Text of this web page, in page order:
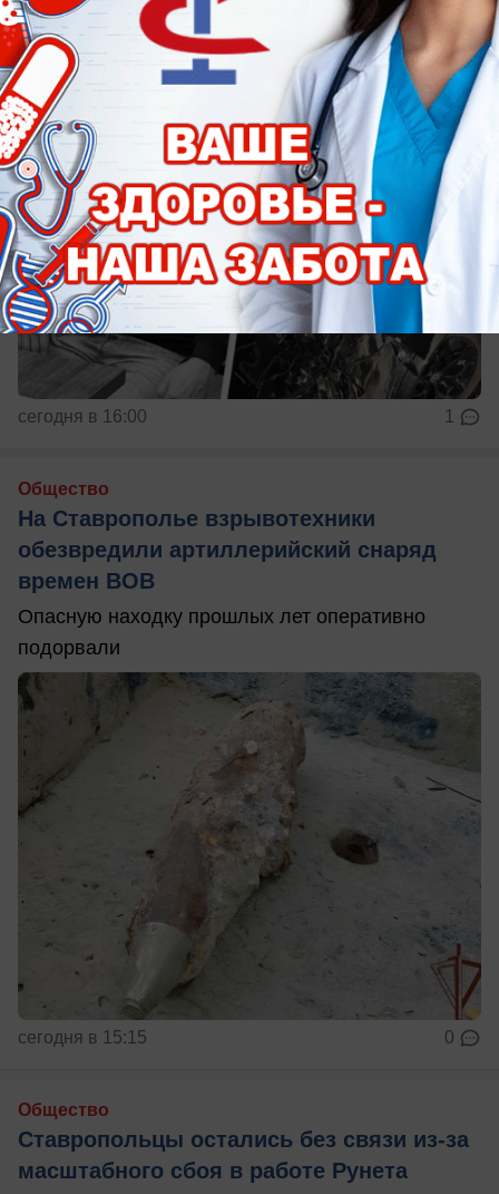
Коллеги выразили соболезнования
сегодня в 16:00 1
Общество
На Ставрополье взрывотехники
обезвредили артиллерийский снаряд
времен ВОВ
Опасную находку прошлых лет оперативно
подорвали
сегодня в 15:15 0
Общество
Ставропольцы остались без связи из-за
масштабного сбоя в работе Рунета